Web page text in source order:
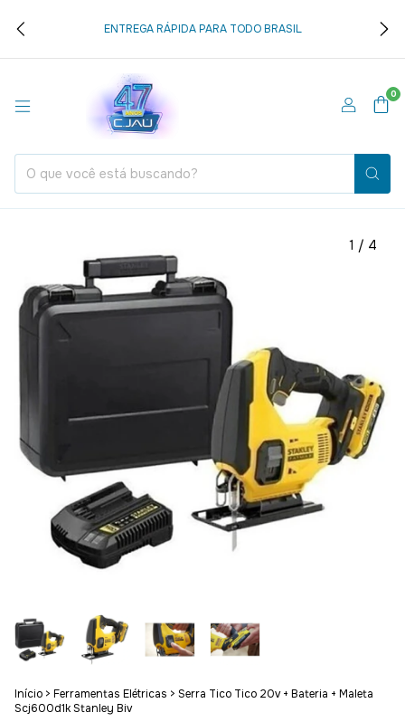
ENTREGA RÁPIDA PARA TODO BRASIL
0
1 / 4
Início > Ferramentas Elétricas > Serra Tico Tico 20v + Bateria + Maleta
Scj600d1k Stanley Biv